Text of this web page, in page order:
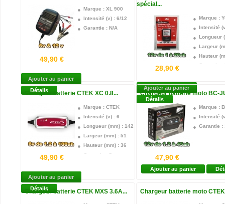
Marque : XL 900
Intensité (v) : 6/12
Garantie : N/A
49,90 €
Ajouter au panier
Détails
spécial...
Marque :
Intensité
Longueur
Largeur
Hauteur
Garantie :
28,90 €
Ajouter au panier
Détails
Chargeur batterie CTEK XC 0.8...
Marque : CTEK
Intensité (v) : 6
Longueur (mm) : 142
Largeur (mm) : 51
Hauteur (mm) : 36
Garantie : 5 ans
49,90 €
Ajouter au panier
Détails
Chargeur batterie moto BC-
Marque :
Intensité
Garantie :
47,90 €
Ajouter au panier
Chargeur batterie CTEK MXS 3.6A... Chargeur batterie moto